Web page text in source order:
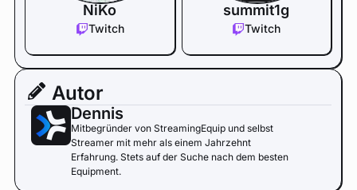
NiKo
Twitch
summit1g
Twitch
Autor
Dennis
Mitbegründer von StreamingEquip und selbst
Streamer mit mehr als einem Jahrzehnt
Erfahrung. Stets auf der Suche nach dem besten
Equipment.